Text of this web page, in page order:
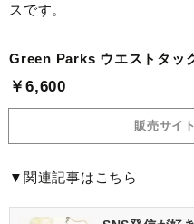
スです。
Green Parks ウエストタッ
￥6,600
販売サイ
▼関連記事はこちら